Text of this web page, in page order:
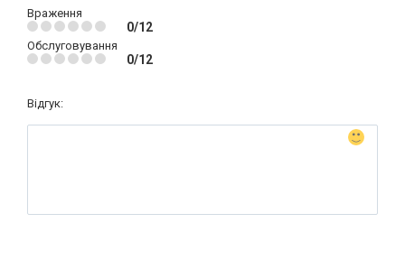
Враження
0/12
Обслуговування
0/12
Відгук: